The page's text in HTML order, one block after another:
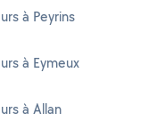
à Peyrins
à Eymeux
à Allan